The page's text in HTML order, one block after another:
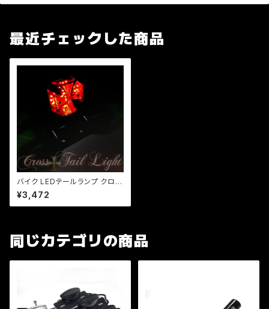
最近チェックした商品
バイク LEDテールランプ クロス
テール ミニ十字型 LED/汎用/マ
グナ/ジャズ/SR/TW/ビンテー
ジスタイル/ナンバー灯
¥3,472
同じカテゴリの商品